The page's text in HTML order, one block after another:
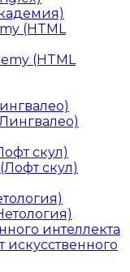
(HTML
(HTML
скул)
скул)
интеллекта
искусственного